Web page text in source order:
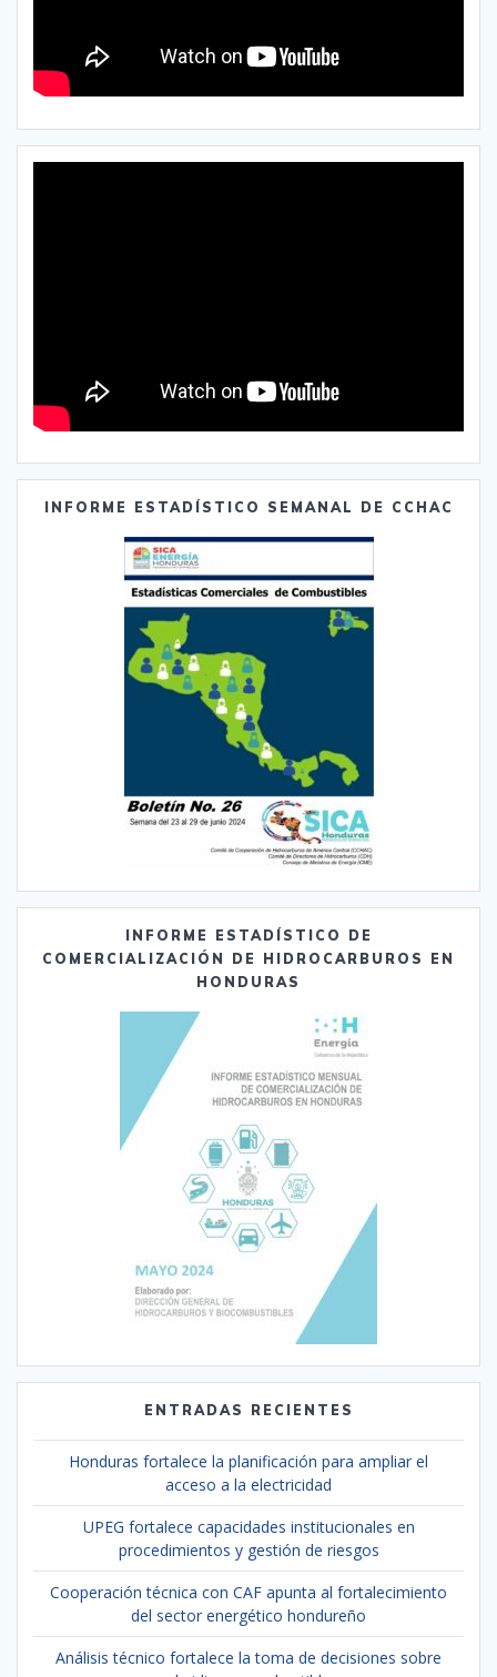
INFORME ESTADÍSTICO SEMANAL DE CCHAC
INFORME ESTADÍSTICO DE
COMERCIALIZACIÓN DE HIDROCARBUROS EN
HONDURAS
ENTRADAS RECIENTES
Honduras fortalece la planificación para ampliar el
acceso a la electricidad
UPEG fortalece capacidades institucionales en
procedimientos y gestión de riesgos
Cooperación técnica con CAF apunta al fortalecimiento
del sector energético hondureño
Análisis técnico fortalece la toma de decisiones sobre